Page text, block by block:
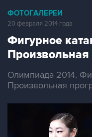
ФОТОГАЛЕРЕИ
20 февраля 2014 года
Фигурное
Олимпиада 2014.
Произвольная